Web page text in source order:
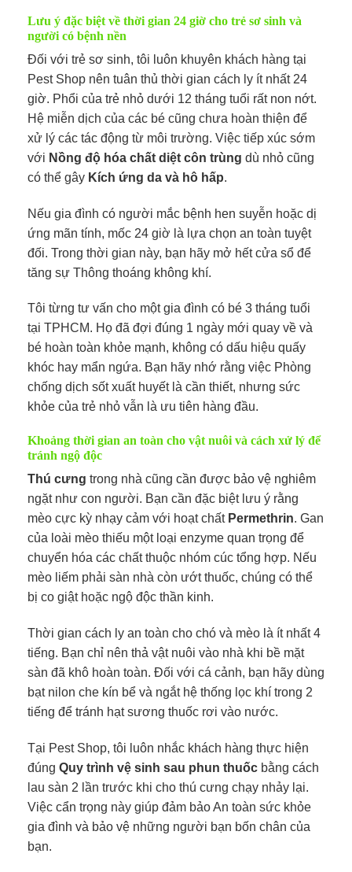
Lưu ý đặc biệt về thời gian 24 giờ cho trẻ sơ sinh và
người có bệnh nền
Đối với trẻ sơ sinh, tôi luôn khuyên khách hàng tại
Pest Shop nên tuân thủ thời gian cách ly ít nhất 24
giờ. Phổi của trẻ nhỏ dưới 12 tháng tuổi rất non nớt.
Hệ miễn dịch của các bé cũng chưa hoàn thiện để
xử lý các tác động từ môi trường. Việc tiếp xúc sớm
với Nồng độ hóa chất diệt côn trùng dù nhỏ cũng
có thể gây Kích ứng da và hô hấp.
Nếu gia đình có người mắc bệnh hen suyễn hoặc dị
ứng mãn tính, mốc 24 giờ là lựa chọn an toàn tuyệt
đối. Trong thời gian này, bạn hãy mở hết cửa sổ để
tăng sự Thông thoáng không khí.
Tôi từng tư vấn cho một gia đình có bé 3 tháng tuổi
tại TPHCM. Họ đã đợi đúng 1 ngày mới quay về và
bé hoàn toàn khỏe mạnh, không có dấu hiệu quấy
khóc hay mẩn ngứa. Bạn hãy nhớ rằng việc Phòng
chống dịch sốt xuất huyết là cần thiết, nhưng sức
khỏe của trẻ nhỏ vẫn là ưu tiên hàng đầu.
Khoảng thời gian an toàn cho vật nuôi và cách xử lý để
tránh ngộ độc
Thú cưng trong nhà cũng cần được bảo vệ nghiêm
ngặt như con người. Bạn cần đặc biệt lưu ý rằng
mèo cực kỳ nhạy cảm với hoạt chất Permethrin. Gan
của loài mèo thiếu một loại enzyme quan trọng để
chuyển hóa các chất thuộc nhóm cúc tổng hợp. Nếu
mèo liếm phải sàn nhà còn ướt thuốc, chúng có thể
bị co giật hoặc ngộ độc thần kinh.
Thời gian cách ly an toàn cho chó và mèo là ít nhất 4
tiếng. Bạn chỉ nên thả vật nuôi vào nhà khi bề mặt
sàn đã khô hoàn toàn. Đối với cá cảnh, bạn hãy dùng
bạt nilon che kín bể và ngắt hệ thống lọc khí trong 2
tiếng để tránh hạt sương thuốc rơi vào nước.
Tại Pest Shop, tôi luôn nhắc khách hàng thực hiện
đúng Quy trình vệ sinh sau phun thuốc bằng cách
lau sàn 2 lần trước khi cho thú cưng chạy nhảy lại.
Việc cẩn trọng này giúp đảm bảo An toàn sức khỏe
gia đình và bảo vệ những người bạn bốn chân của
bạn.